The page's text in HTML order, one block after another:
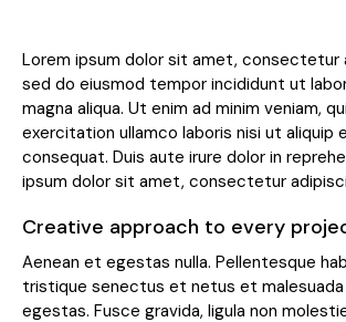
Lorem ipsum dolor sit amet, consectetur
sed do eiusmod tempor incididunt ut
magna aliqua. Ut enim ad minim veniam,
exercitation ullamco laboris nisi ut aliquip
consequat. Duis aute irure dolor in
ipsum dolor sit amet, consectetur
Creative approach to every
Aenean et egestas nulla. Pellentesque
tristique senectus et netus et
egestas. Fusce gravida, ligula non